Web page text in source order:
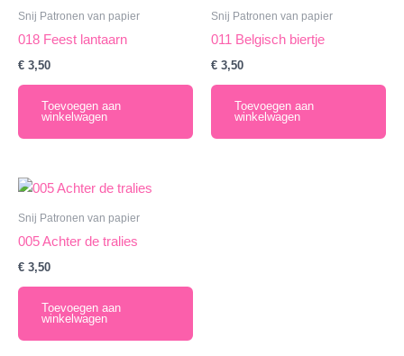
Snij Patronen van papier
018 Feest lantaarn
€ 3,50
Toevoegen aan
winkelwagen
Snij Patronen van papier
011 Belgisch biertje
€ 3,50
Toevoegen aan
winkelwagen
Snij Patronen van papier
005 Achter de tralies
€ 3,50
Toevoegen aan
winkelwagen